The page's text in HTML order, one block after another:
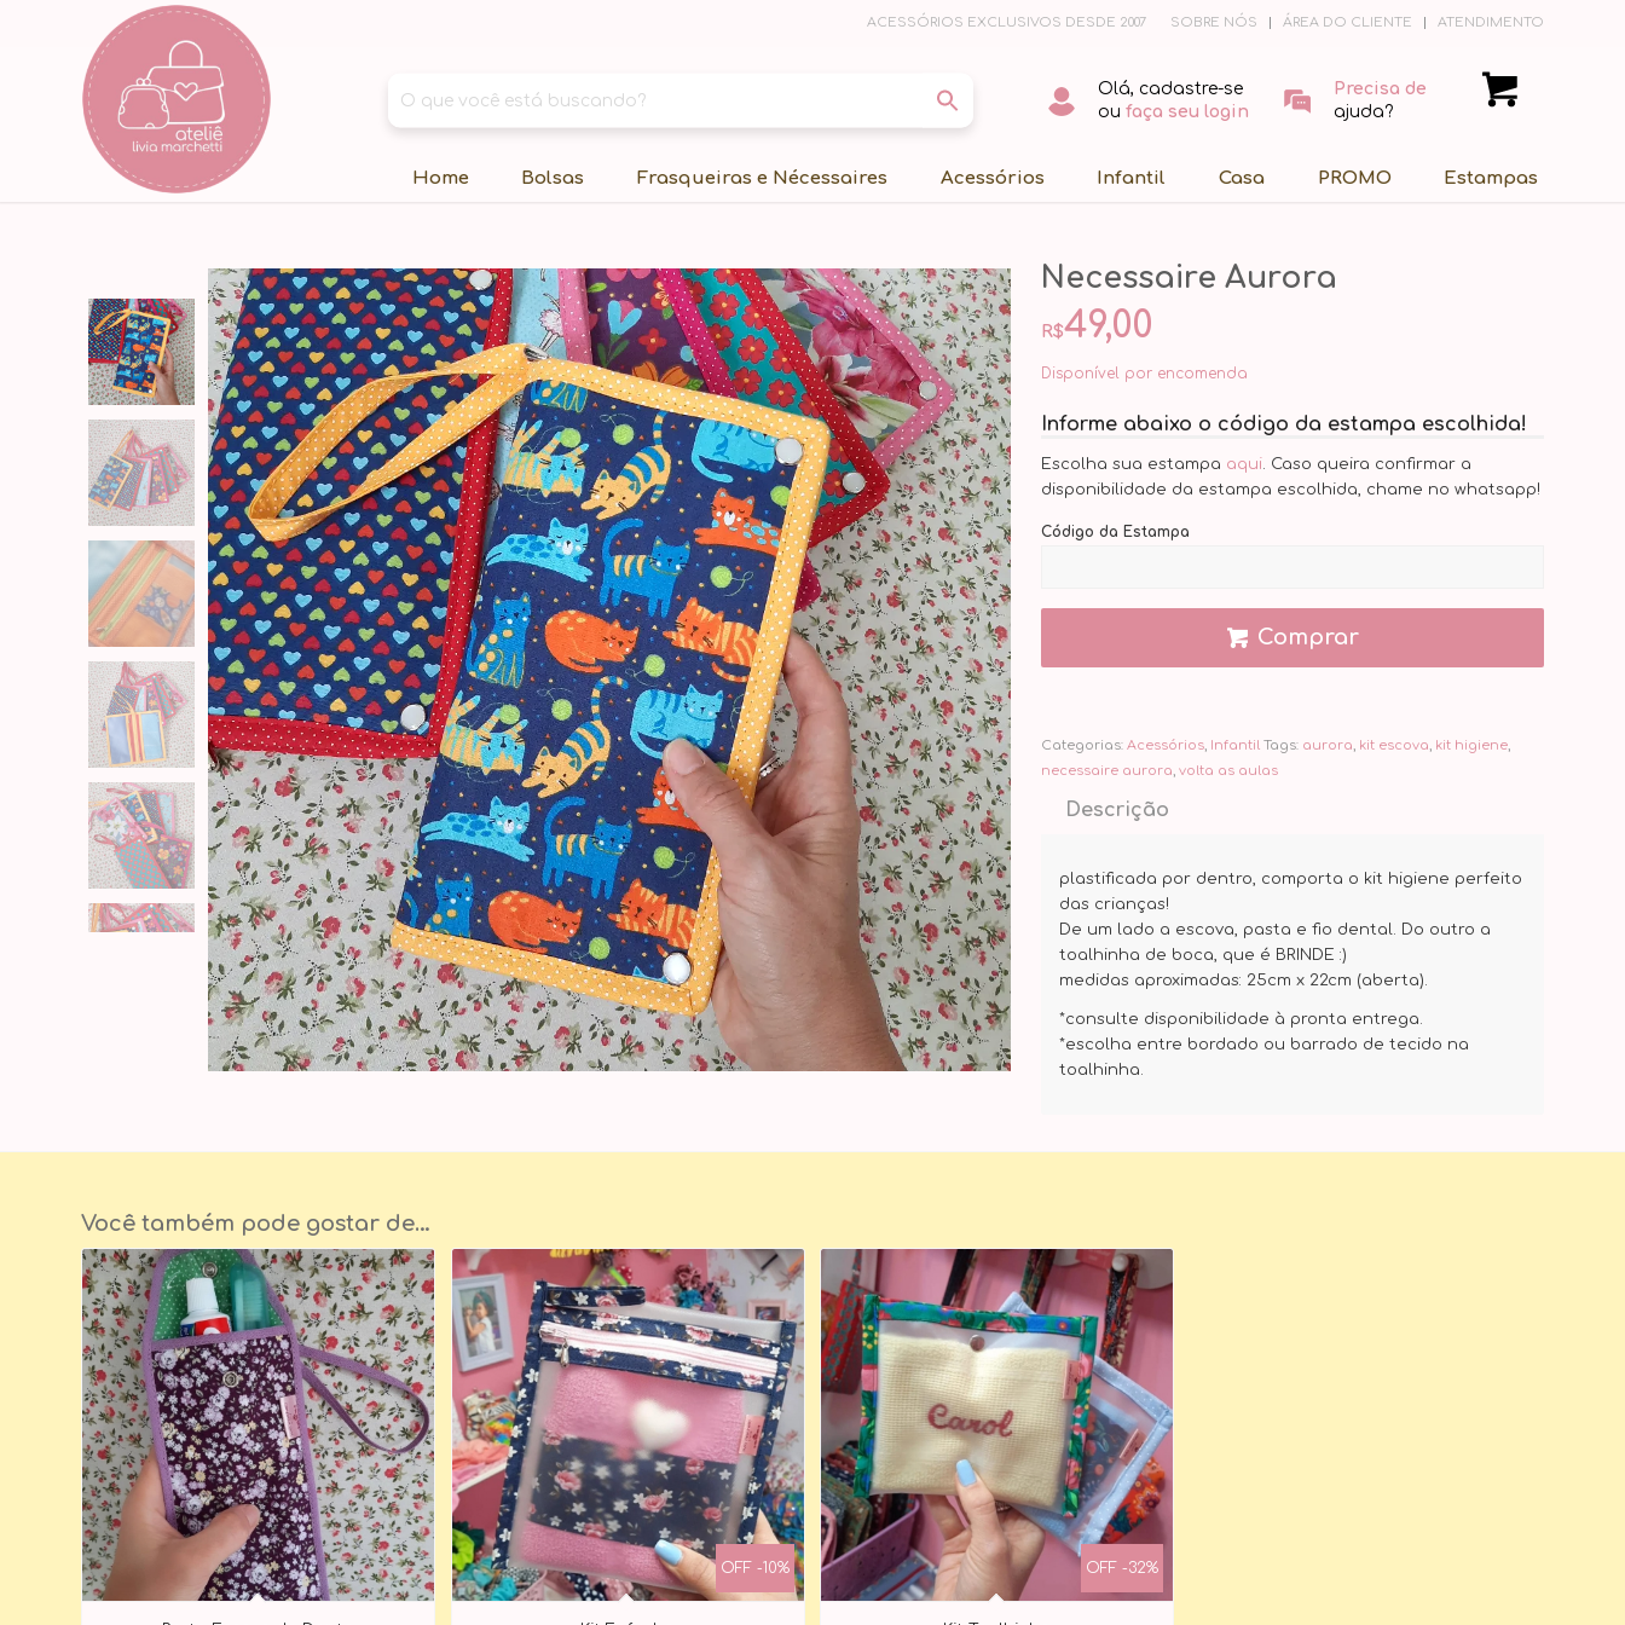
SOBRE NÓS ÁREA DO CLIENTE ATENDIMENTO
ACESSÓRIOS EXCLUSIVOS DESDE 2007
Olá, cadastre-se
oufaça seu login
Precisa de
ajuda?
Home Bolsas Frasqueiras e Nécessaires Acessórios Infantil Casa PROMO Estampas
Necessaire Aurora
R$49,00
Disponível por encomenda
Informe abaixo o código da estampa escolhida!
Escolha sua estampa aqui. Caso queira confirmar a
disponibilidade da estampa escolhida, chame no whatsapp!
Código da Estampa
Comprar
Categorias:Acessórios, Infantil Tags: aurora, kit escova, kit higiene,
necessaire aurora,volta as aulas
Descrição
plastificada por dentro, comporta o kit higiene perfeito
das crianças!
De um lado a escova, pasta e fio dental. Do outro a
toalhinha de boca, que é BRINDE :)
medidas aproximadas: 25cm x 22cm (aberta).
*consulte disponibilidade à pronta entrega.
*escolha entre bordado ou barrado de tecido na
toalhinha.
Você também pode gostar de…
OFF -10% OFF -32%